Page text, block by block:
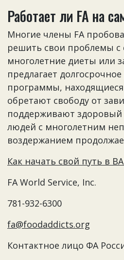
Работает ли FA на
Многие члены FA
решить свои проблемы с
многолетние диеты или
предлагает
программы,
обретают свободу от
поддерживают здоровый
людей с многолетним
воздержанием
Как начать свой путь в
FA World Service, Inc.
781-932-6300
fa@foodaddicts.org
Контактное лицо ФА